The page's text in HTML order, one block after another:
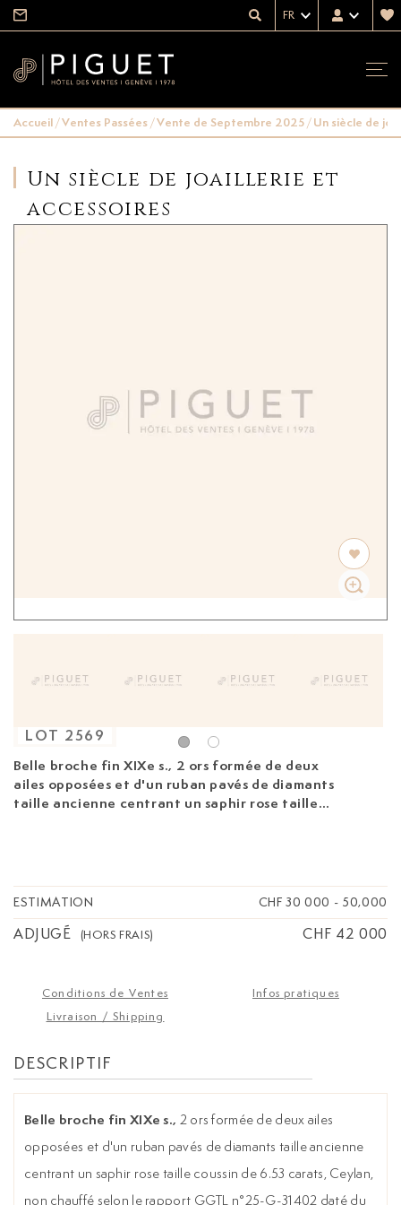
FR
Accueil/Ventes Passées/Vente de Septembre 2025/Un siècle de
Un siècle de joaillerie et
accessoires
Belle broche fin XIXe s.,
ailes opposées et d'un ruban pavés de diamants
taille ancienne centrant un saphir rose taille
LOT 2569
ESTIMATION CHF 30 000 - 50,000
ADJUGÉ (HORS FRAIS) CHF 42 000
Conditions de Ventes
Infos pratiques
Livraison / Shipping
DESCRIPTIF
Belle broche fin XIXe s., 2 ors formée de deux ailes
opposées et d'un ruban pavés de diamants taille ancienne
centrant un saphir rose taille coussin de 6.53 carats, Ceylan,
non chauffé selon le rapport GGTL n°25-G-31402 daté du